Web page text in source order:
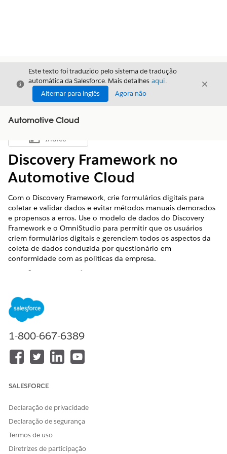
Fechar
Este texto foi traduzido pelo sistema de tradução
automática da Salesforce. Mais detalhes aqui.
Alternar para inglês
Agora não
Fechar
Automotive Cloud
Mostrar índice
Índice
Discovery Framework no
Automotive Cloud
Com o Discovery Framework, crie formulários digitais para
coletar e validar dados e evitar métodos manuais demorados
e propensos a erros. Use o modelo de dados do Discovery
Framework e o OmniStudio para permitir que os usuários
criem formulários digitais e gerenciem todos os aspectos da
coleta de dados conduzida por questionário em
conformidade com as políticas da empresa.
EDIÇÕES OBRIGATÓRIAS
Disponível em: Lightning Experience
Disponível em: Edições
todos os aspectos da coleta de informações conduzidas por
questionário e visualizar o modelo de dados, consulte
OmniScript gerenciando avaliações dinâmicas para operações
do Automotive.
Simplifique as inspeções de serviço de ativo e veículo
capturando informações por meio de questionários de
1-800-667-6389
SALESFORCE
Declaração de privacidade
Declaração de segurança
Termos de uso
Diretrizes de participação